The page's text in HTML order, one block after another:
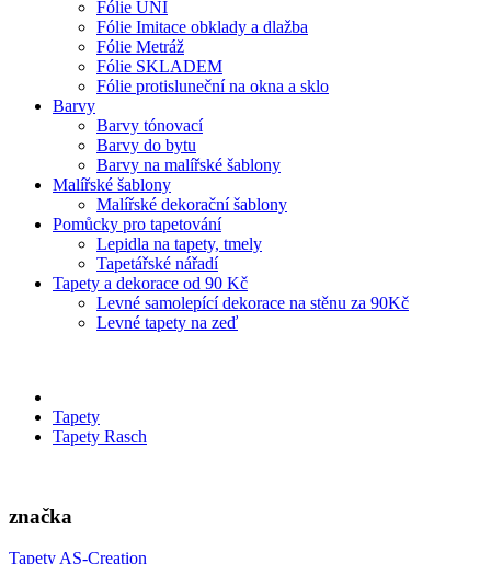
Fólie UNI
Fólie Imitace obklady a dlažba
Fólie Metráž
Fólie SKLADEM
Fólie protisluneční na okna a sklo
Barvy
Barvy tónovací
Barvy do bytu
Barvy na malířské šablony
Malířské šablony
Malířské dekorační šablony
Pomůcky pro tapetování
Lepidla na tapety, tmely
Tapetářské nářadí
Tapety a dekorace od 90 Kč
Levné samolepící dekorace na stěnu za 90Kč
Levné tapety na zeď
Tapety
Tapety Rasch
značka
Tapety AS-Creation